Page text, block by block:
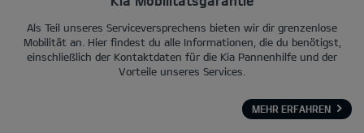
Als Teil unseres Serviceversprechens bieten wir dir grenzenlose
Mobilität an. Hier findest du alle Informationen, die du benötigst,
einschließlich der Kontaktdaten für die Kia Pannenhilfe und der
Vorteile unseres Services.
MEHR ERFAHREN